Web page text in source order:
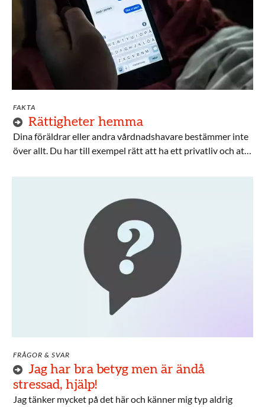
FAKTA
Rättigheter hemma
Dina föräldrar eller andra vårdnadshavare bestämmer inte
över allt. Du har till exempel rätt att ha ett privatliv och att
FRÅGOR & SVAR
Jag har bra betyg men är ändå
stressad, hjälp!
Jag tänker mycket på det här och känner mig typ aldrig